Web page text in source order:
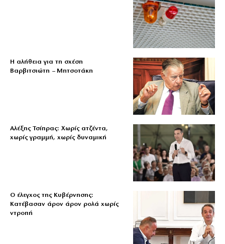
Η αλήθεια για τη σχέση
Βαρβιτσιώτη – Μητσοτάκη
Αλέξης Τσίπρας: Χωρίς ατζέντα,
χωρίς γραμμή, χωρίς δυναμική
Ο έλεγχος της Κυβέρνησης:
Κατέβασαν άρον άρον ρολά χωρίς
ντροπή